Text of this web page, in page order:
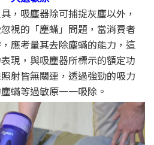
，吸塵器除可捕捉灰塵以外，
視的「塵蟎」問題，當消費者
應考量其去除塵蟎的能力，這
現，與吸塵器所標示的額定功
射皆無關連，透過強勁的吸力
蟎等過敏原一一吸除。